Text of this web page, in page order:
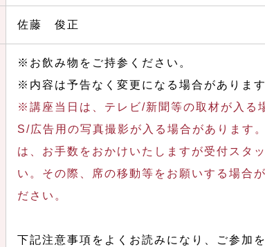
佐藤 俊正
※お飲み物をご持参ください。
※内容は予告なく変更になる場合がありま
※講座当日は、テレビ/新聞等の取材が入る
S/広告用の写真撮影が入る場合があります
は、お手数をおかけいたしますが受付スタ
い。その際、席の移動等をお願いする場合
ださい。
下記注意事項をよくお読みになり、ご参加